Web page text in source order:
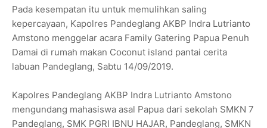
Pada kesempatan itu untuk memulihkan saling
kepercayaan, Kapolres Pandeglang AKBP Indra Lutrianto
Amstono menggelar acara Family Gatering Papua Penuh
Damai di rumah makan Coconut island pantai cerita
labuan Pandeglang, Sabtu 14/09/2019.
Kapolres Pandeglang AKBP Indra Lutrianto Amstono
mengundang mahasiswa asal Papua dari sekolah SMKN 7
Pandeglang, SMK PGRI IBNU HAJAR, Pandeglang, SMKN